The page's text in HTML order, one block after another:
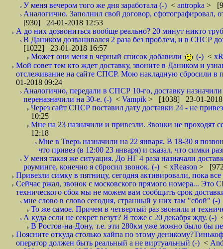
У меня вечером того же дня заработала (-) < antropka >
Аналогично. Заполнил свой договор,
[930] 24-01-2018 12:53
А до них дозвониться вообще реально? 20 минут никто
В Даником дозванивался 2 раза без проблем, и в СПСР
[1022] 23-01-2018 16:57
Может они меня в черный список добавили
(-) <
Мой совет тем кто ждет доставку, звоните в Даником и
отслеживание на сайте СПСР. Мою накладную сбросили
01-2018 09:24
Аналогично, передали в СПСР 10-го, доставку
переназначили на 30-е. (-) < Vampik > [1038] 23-01-2018
Через сайт СПСР поставил дату доставки 24 - не
10:25
Мне на 23 назначили и привезли. Звонки не
12:18
Мне в Тверь назначили на 22 января. В 18-30 я
что привез (в 12:00 23 января) и сказал, что симки
У меня такая же ситуация. До НГ 4 раза назначали
роуминге, конечно я сбросил звонок. (-) < xReason >
Привезли симку в пятницу, сегодня активировали, пока
Сейчас ржал, звонок с московского прямого номера... Это
технического сбоя мы не можем вам сообщить срок
мне слово в слово сегодня, странный у них там "сбой" (-)
То же самое. Причем в четвертый раз звонили и
А куда если не секрет везут? Я тоже с 20 декабря жду. (-)
В Ростов-на-Дону, т.е. эти 280км уже можно было бы
Поясните откуда столько хайпа по этому
оператор должен быть реальный а не виртуальный (-) <